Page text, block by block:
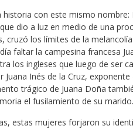
con este mismo
dio a luz en medio de una
cruzó los límites de la
faltar la campesina francesa
los ingleses que luego de ser
Inés de la Cruz,
trágico de Juana Doña
el fusilamiento de su marido.
estas mujeres forjaron su